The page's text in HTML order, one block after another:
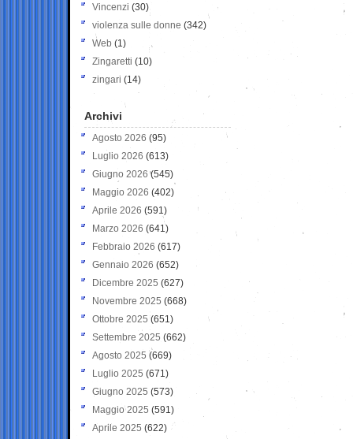
Vincenzi (30)
violenza sulle donne (342)
Web (1)
Zingaretti (10)
zingari (14)
Archivi
Agosto 2026 (95)
Luglio 2026 (613)
Giugno 2026 (545)
Maggio 2026 (402)
Aprile 2026 (591)
Marzo 2026 (641)
Febbraio 2026 (617)
Gennaio 2026 (652)
Dicembre 2025 (627)
Novembre 2025 (668)
Ottobre 2025 (651)
Settembre 2025 (662)
Agosto 2025 (669)
Luglio 2025 (671)
Giugno 2025 (573)
Maggio 2025 (591)
Aprile 2025 (622)